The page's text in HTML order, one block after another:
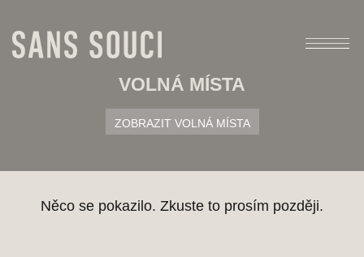
VOLNÁ MÍSTA
ZOBRAZIT VOLNÁ MÍSTA
Něco se pokazilo. Zkuste to prosím později.